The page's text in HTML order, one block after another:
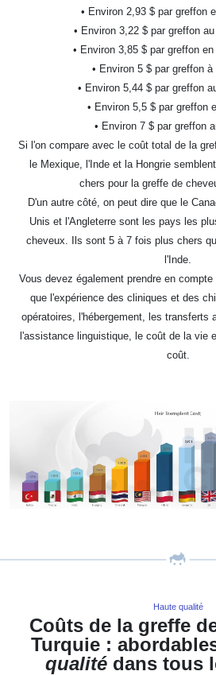
• Environ 2,93 $ par greffon
• Environ 3,22 $ par greffon
• Environ 3,85 $ par greffon
• Environ 5 $ par greffon à
• Environ 5,44 $ par greffon
• Environ 5,5 $ par greffon
• Environ 7 $ par greffon
Si l'on compare avec le coût total de la
le Mexique, l'Inde et la Hongrie
chers pour la greffe de
D'un autre côté, on peut dire que le
Unis et l'Angleterre sont les pays les
cheveux. Ils sont 5 à 7 fois plus chers
l'Inde.
Vous devez également prendre en
que l'expérience des cliniques et des
opératoires, l'hébergement, les transferts
l'assistance linguistique, le coût de la vie
coût.
Haute qualité
Coûts de la greffe
Turquie :
qualité dans tous